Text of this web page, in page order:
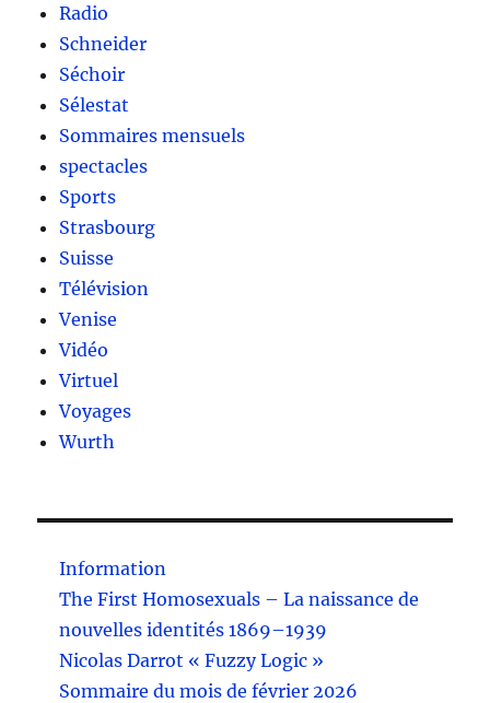
Radio
Schneider
Séchoir
Sélestat
Sommaires mensuels
spectacles
Sports
Strasbourg
Suisse
Télévision
Venise
Vidéo
Virtuel
Voyages
Wurth
Information
The First Homosexuals – La naissance de
nouvelles identités 1869–1939
Nicolas Darrot « Fuzzy Logic »
Sommaire du mois de février 2026